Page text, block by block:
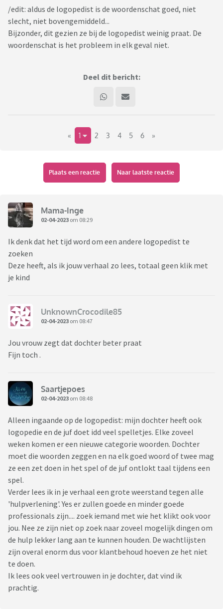
/edit: aldus de logopedist is de woordenschat goed, niet
slecht, niet bovengemiddeld...
Bijzonder, dit gezien ze bij de logopedist weinig praat. De
woordenschat is het probleem in elk geval niet.
Deel dit bericht:
« 1 2 3 4 5 6 »
Plaats een reactie Naar laatste reactie
Mama-Inge
02-04-2023 om 08:29
Ik denk dat het tijd word om een andere logopedist te
zoeken
Deze heeft, als ik jouw verhaal zo lees, totaal geen klik met
je kind
UnknownCrocodile85
02-04-2023 om 08:47
Jou vrouw zegt dat dochter beter praat
Fijn toch .
Saartjepoes
02-04-2023 om 08:48
Alleen ingaande op de logopedist: mijn dochter heeft ook
logopedie en de juf doet idd veel spelletjes. Elke zoveel
weken komen er een nieuwe categorie woorden. Dochter
moet die woorden zeggen en na elk goed woord of twee mag
ze een zet doen in het spel of de juf ontlokt taal tijdens een
spel.
Verder lees ik in je verhaal een grote weerstand tegen alle
'hulpverlening'. Yes er zullen goede en minder goede
professionals zijn.... zoek iemand met wie het klikt ook voor
jou. Nee ze zijn niet op zoek naar zoveel mogelijk dingen om
de hulp lekker lang aan te kunnen houden. De wachtlijsten
zijn overal enorm dus voor klantbehoud hoeven ze het niet
te doen.
Ik lees ook veel vertrouwen in je dochter, dat vind ik
prachtig.